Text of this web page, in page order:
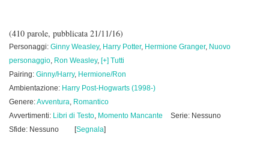
(410 parole, pubblicata 21/11/16)
Personaggi: Ginny Weasley, Harry Potter, Hermione Granger, Nuovo
personaggio, Ron Weasley, [+] Tutti
Pairing: Ginny/Harry, Hermione/Ron
Ambientazione: Harry Post-Hogwarts (1998-)
Genere:Avventura, Romantico
Avvertimenti: Libri di Testo, Momento Mancante
Serie: Nessuno
Sfide: Nessuno
[Segnala]